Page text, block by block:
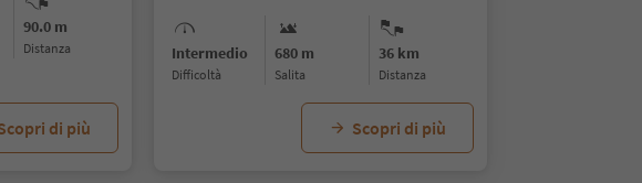
90.0 m
distanza
di più
Intermedio
Difficoltà
680 m
Salita
36 km
distanza
Scopri di più